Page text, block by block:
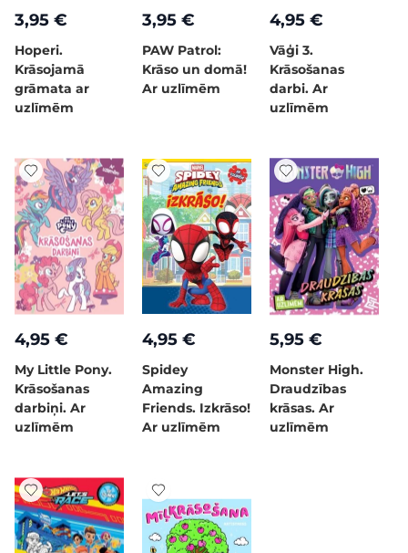
3,95 €
Hoperi.
Krāsojamā
grāmata ar
uzlīmēm
3,95 €
PAW Patrol:
Krāso un domā!
Ar uzlīmēm
4,95 €
Vāģi 3.
Krāsošanas
darbi. Ar
uzlīmēm
4,95 €
My Little Pony.
Krāsošanas
darbiņi. Ar
uzlīmēm
4,95 €
Spidey
Amazing
Friends. Izkrāso!
Ar uzlīmēm
5,95 €
Monster High.
Draudzības
krāsas. Ar
uzlīmēm